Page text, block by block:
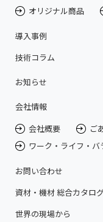
オリジナル商品
導入事例
技術コラム
お知らせ
会社情報
会社概要
ご
ワーク・ライフ・バ
お問い合わせ
資材・機材 総合カタロ
世界の現場から